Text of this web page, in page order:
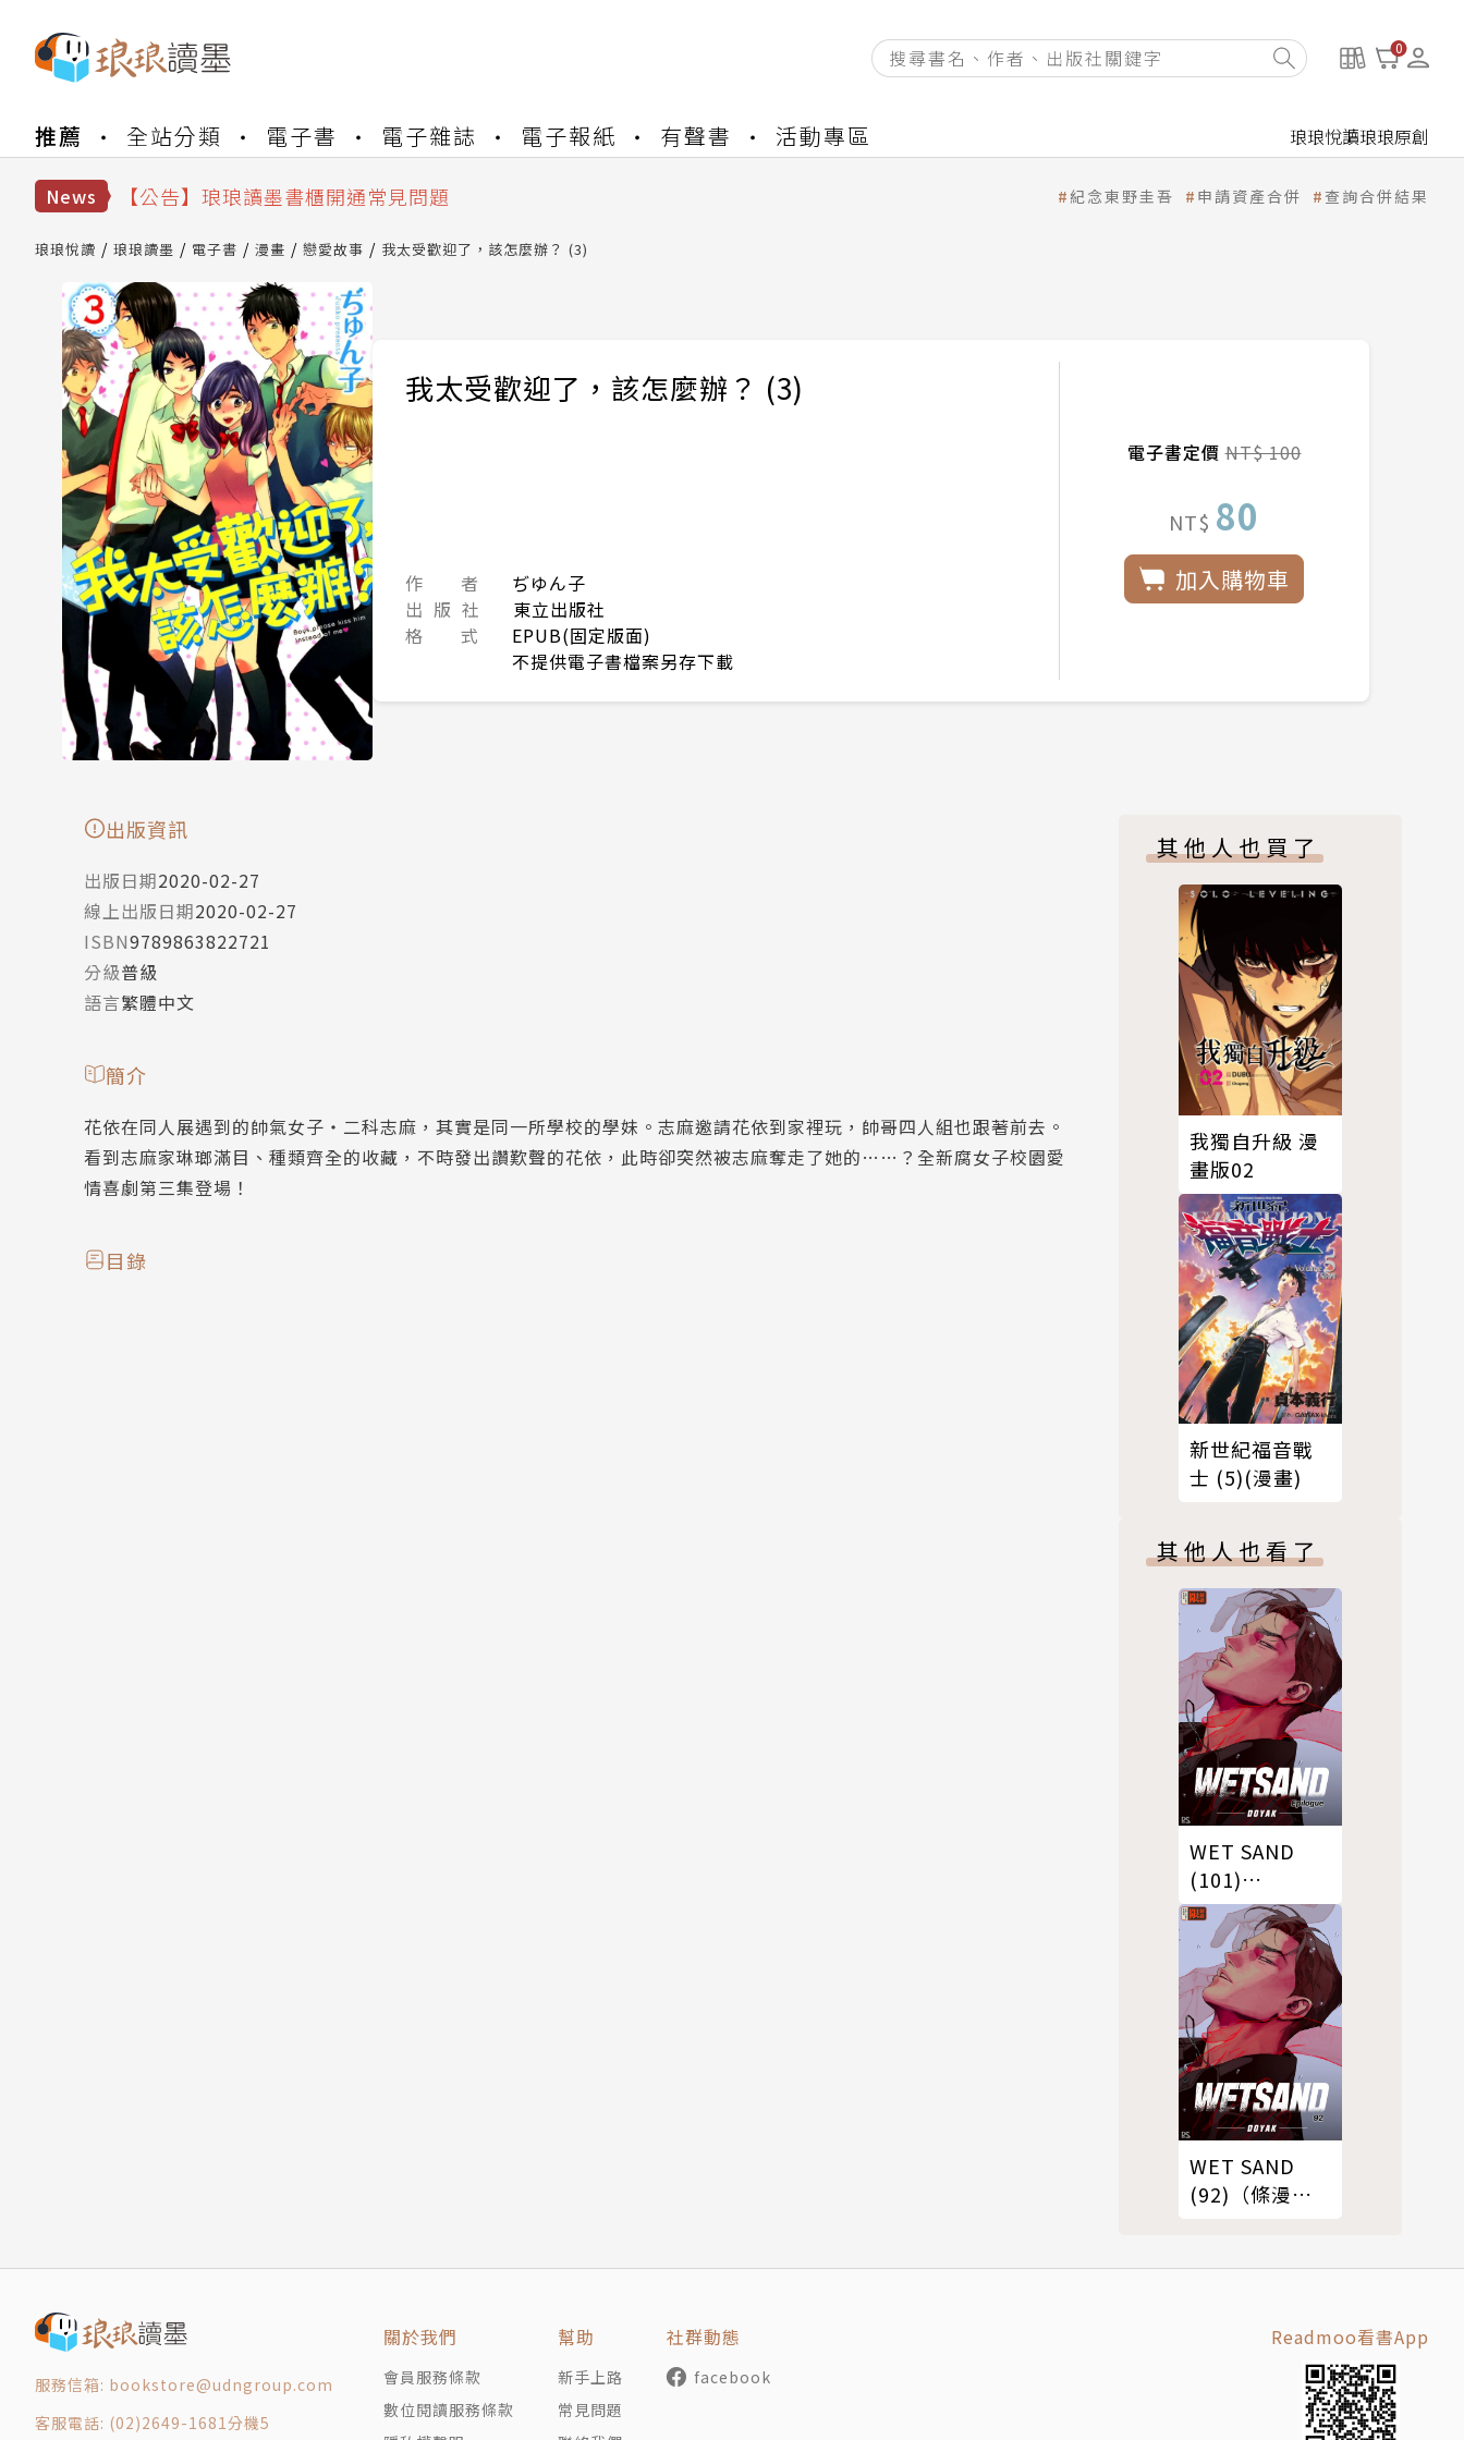
0
推薦 全站分類 電子書 電子雜誌 電子報紙 有聲書 活動專區 琅琅悅讀琅琅原創
News
【公告】琅琅書店服務升級重要說明及資產合併結果查詢
【公告】琅琅讀墨書櫃開通常見問題
【公告】琅琅書店服務升級重要說明及資產合併結果查詢
【公告】琅琅讀墨數位閱讀資產合併與書櫃開通申請
紀念東野圭吾 申請資產合併 查詢合併結果
琅琅悅讀 琅琅讀墨 電子書 漫畫 戀愛故事 我太受歡迎了，該怎麼辦？ (3)
我太受歡迎了，該怎麼辦？ (3)
作 者
ぢゆん子
出 版 社
東立出版社
格 式
EPUB(固定版面)
不提供電子書檔案另存下載
電子書定價NT$ 100
NT$ 80
加入購物車
出版資訊
出版日期2020-02-27
線上出版日期2020-02-27
ISBN9789863822721
分級普級
語言繁體中文
簡介
花依在同人展遇到的帥氣女子‧二科志麻，其實是同一所學校的學妹。志麻邀請花依到家裡玩，帥哥四人組也跟著前去。
看到志麻家琳瑯滿目、種類齊全的收藏，不時發出讚歎聲的花依，此時卻突然被志麻奪走了她的……？全新腐女子校園愛
情喜劇第三集登場！
目錄
其他人也買了
我獨自升級 漫
畫版02
新世紀福音戰
士 (5)(漫畫)
其他人也看了
WET SAND
(101)
Epilogue（條
漫版）
WET SAND
(92)（條漫
服務信箱: bookstore@udngroup.com
客服電話: (02)2649-1681分機5
關於我們
會員服務條款
數位閱讀服務條款
幫助
新手上路
常見問題
社群動態
facebook
Readmoo看書App